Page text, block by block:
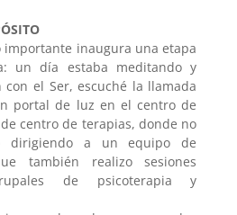
importante inaugura una etapa
un día estaba meditando y
con el Ser, escuché la llamada
portal de luz en el centro de
centro de terapias, donde no
dirigiendo a un equipo de
también realizo sesiones
de psicoterapia y